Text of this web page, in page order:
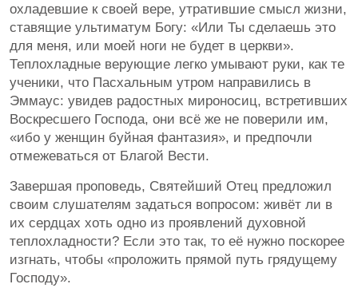
охладевшие к своей вере, утратившие смысл жизни,
ставящие ультиматум Богу: «Или Ты сделаешь это
для меня, или моей ноги не будет в церкви».
Теплохладные верующие легко умывают руки, как те
ученики, что Пасхальным утром направились в
Эммаус: увидев радостных мироносиц, встретивших
Воскресшего Господа, они всё же не поверили им,
«ибо у женщин буйная фантазия», и предпочли
отмежеваться от Благой Вести.
Завершая проповедь, Святейший Отец предложил
своим слушателям задаться вопросом: живёт ли в
их сердцах хоть одно из проявлений духовной
теплохладности? Если это так, то её нужно поскорее
изгнать, чтобы «проложить прямой путь грядущему
Господу».